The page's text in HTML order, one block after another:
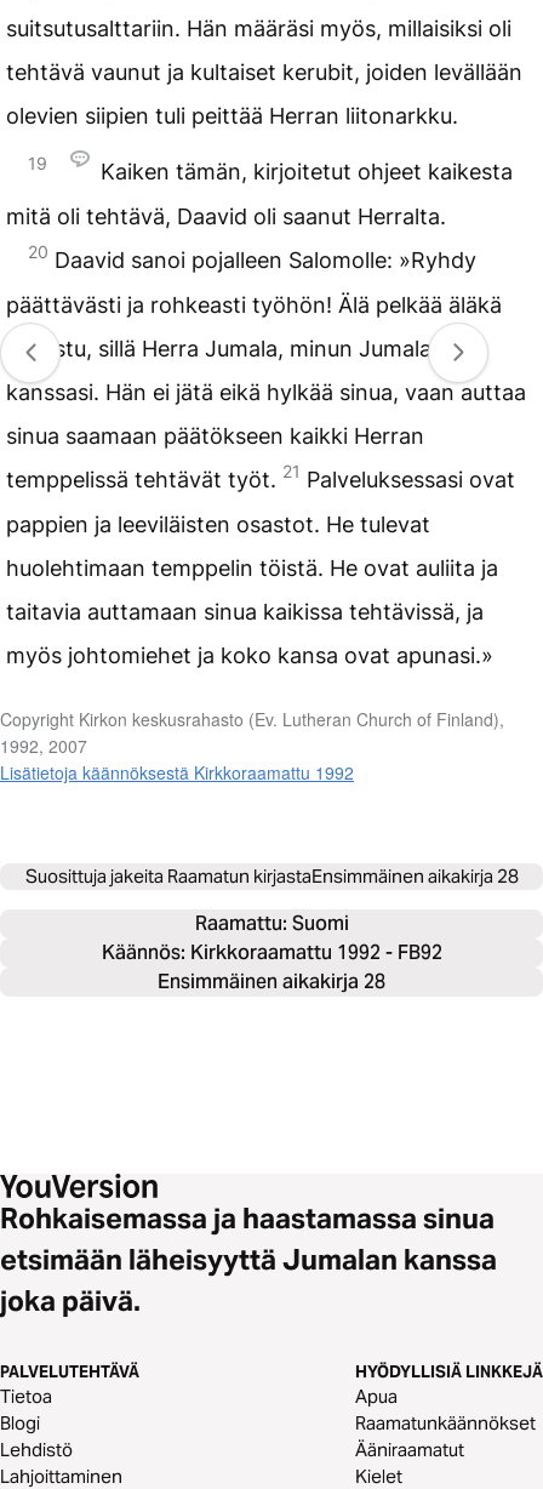
suitsutusalttariin. Hän määräsi myös, millaisiksi oli
tehtävä vaunut ja kultaiset kerubit, joiden levällään
olevien siipien tuli peittää Herran liitonarkku.
19
Kaiken tämän, kirjoitetut ohjeet kaikesta
mitä oli tehtävä, Daavid oli saanut Herralta.
20 Daavid sanoi pojalleen Salomolle: »Ryhdy
päättävästi ja rohkeasti työhön! Älä pelkää äläkä
lannistu, sillä Herra Jumala, minun Jumalani, on
kanssasi. Hän ei jätä eikä hylkää sinua, vaan auttaa
sinua saamaan päätökseen kaikki Herran
temppelissä tehtävät työt. 21 Palveluksessasi ovat
pappien ja leeviläisten osastot. He tulevat
huolehtimaan temppelin töistä. He ovat auliita ja
taitavia auttamaan sinua kaikissa tehtävissä, ja
myös johtomiehet ja koko kansa ovat apunasi.»
Copyright Kirkon keskusrahasto (Ev. Lutheran Church of Finland),
1992, 2007
Lisätietoja käännöksestä Kirkkoraamattu 1992
Suosittuja jakeita Raamatun kirjastaEnsimmäinen aikakirja 28
Raamattu: Suomi
Käännös: Kirkkoraamattu 1992 - FB92
Ensimmäinen aikakirja 28
Rohkaisemassa ja haastamassa sinua
etsimään läheisyyttä Jumalan kanssa
joka päivä.
PALVELUTEHTÄVÄ
Tietoa
Blogi
Lehdistö
Lahjoittaminen
HYÖDYLLISIÄ LINKKEJÄ
Apua
Raamatunkäännökset
Ääniraamatut
Kielet